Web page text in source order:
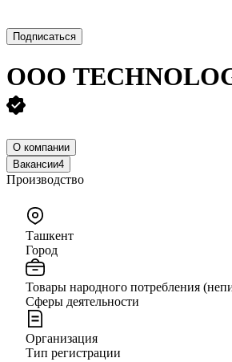
Подписаться
ООО
О компании
Вакансии4
Производство
Ташкент
Город
Товары народного потребления
Сферы деятельности
Организация
Тип регистрации